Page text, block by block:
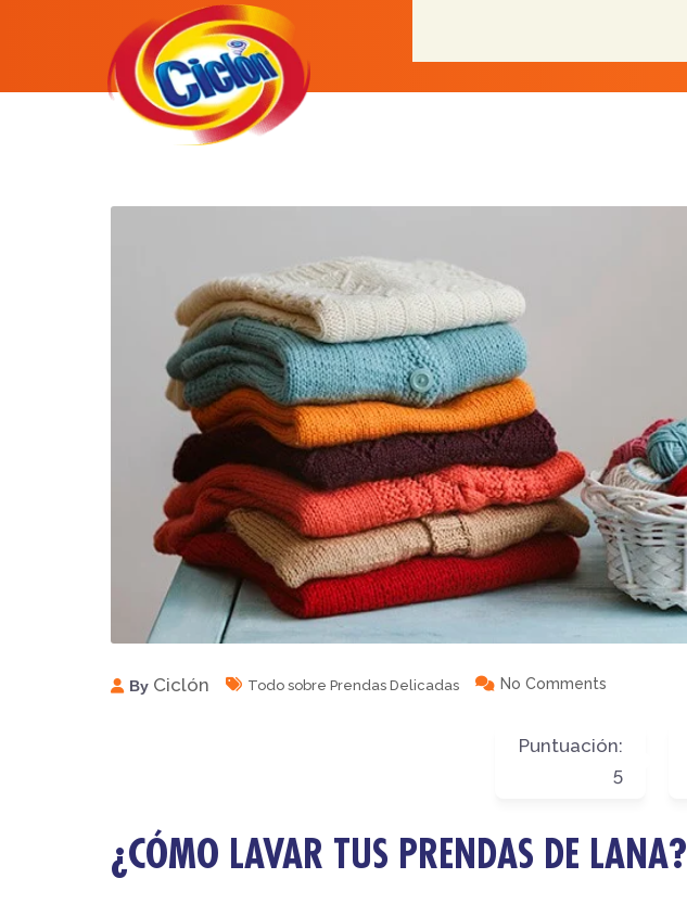
By Ciclón Todo sobre Prendas Delicadas No Comments
Puntuación:
5
¿CÓMO LAVAR TUS PRENDAS DE LANA?